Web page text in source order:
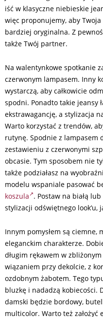
iść w klasyczne niebieskie
więc proponujemy, aby
bardziej oryginalna. Z
także Twój partner.
Na walentynkowe spotkanie
czerwonym lampasem. Inny
wystarczą, aby całkowicie
spodni. Ponadto takie jeansy
ekstrawagancję, a stylizacja
Warto korzystać z trendów,
rutynę. Spodnie z lampasem
zestawieniu z czerwonymi
obcasie. Tym sposobem nie
także podziałasz na
modelu wspaniale pasować
koszula . Postaw na białą
stylizacji odświętnego look’u,
Innym pomysłem są ciemne,
eleganckim charakterze.
długim rękawem w
wiązaniem przy dekolcie, z
ozdobnym żabotem. Tego
bluzkę i nadadzą kobiecości.
damski będzie bordowy,
multicolor. Warto też założyć